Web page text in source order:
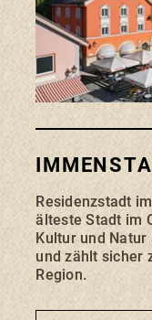
Residenzstadt
älteste Stadt im
Kultur und
und zählt sicher
Region.